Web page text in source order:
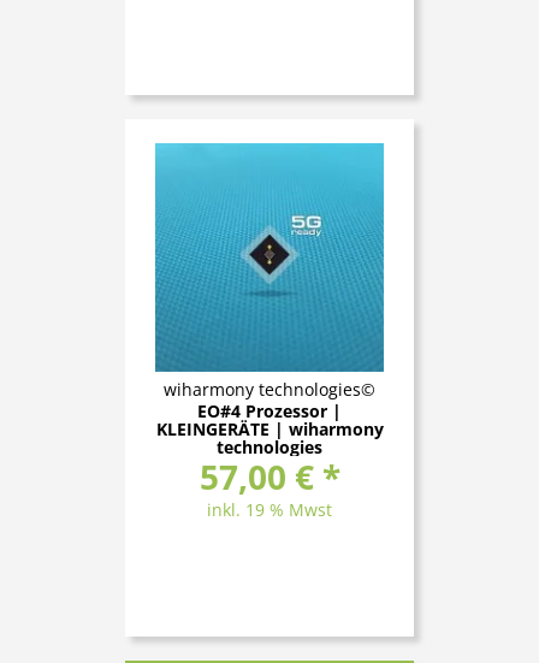
wiharmony technologies©
EO#4 Prozessor |
KLEINGERÄTE | wiharmony
technologies
57,00 € *
inkl. 19 % Mwst